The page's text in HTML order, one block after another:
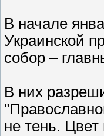
В начале
Украинской
собор –
В них
не тень.